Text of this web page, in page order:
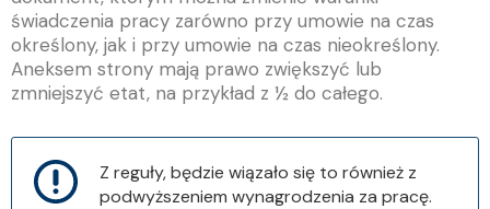
świadczenia pracy zarówno przy umowie na czas
określony, jak i przy umowie na czas nieokreślony.
Aneksem strony mają prawo zwiększyć lub
zmniejszyć etat, na przykład z ½ do całego.
Z reguły, będzie wiązało się to również z
podwyższeniem wynagrodzenia za pracę.